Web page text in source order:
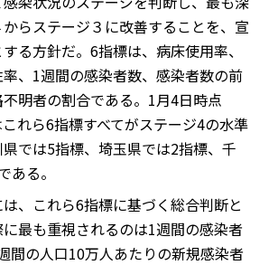
らステージ３に改善することを、宣
る方針だ。6指標は、病床使用率、
、1週間の感染者数、感染者数の前
明者の割合である。1月4日時点
れら6指標すべてがステージ4の水準
では5指標、埼玉県では2指標、千
ある。
、これら6指標に基づく総合判断と
最も重視されるのは1週間の感染者
間の人口10万人あたりの新規感染者